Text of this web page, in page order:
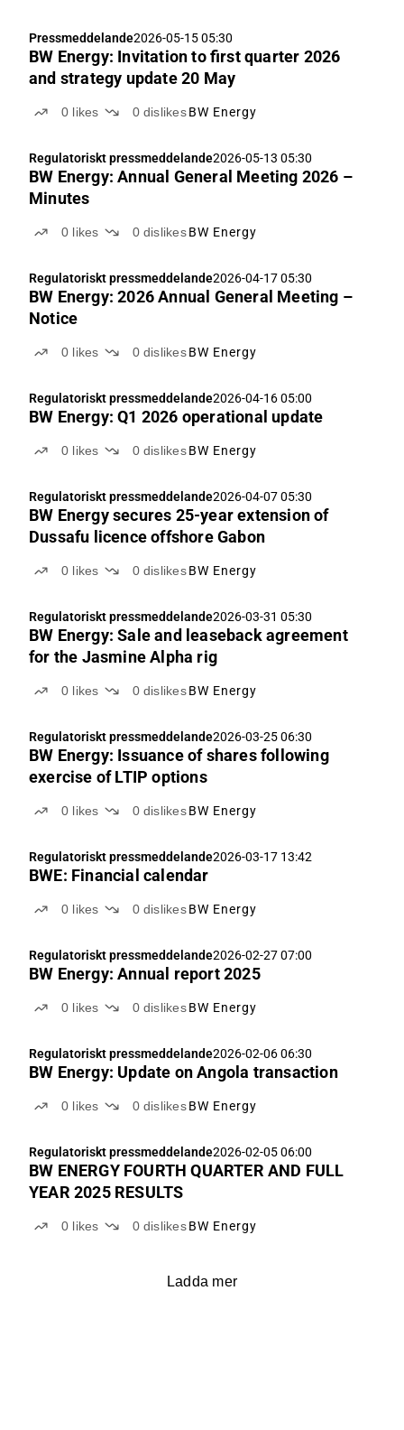
Pressmeddelande2026-05-15 05:30
BW Energy: Invitation to first quarter 2026
and strategy update 20 May
0 likes 0 dislikes BW Energy
Regulatoriskt pressmeddelande2026-05-13 05:30
BW Energy: Annual General Meeting 2026 –
Minutes
0 likes 0 dislikes BW Energy
Regulatoriskt pressmeddelande2026-04-17 05:30
BW Energy: 2026 Annual General Meeting –
Notice
0 likes 0 dislikes BW Energy
Regulatoriskt pressmeddelande2026-04-16 05:00
BW Energy: Q1 2026 operational update
0 likes 0 dislikes BW Energy
Regulatoriskt pressmeddelande2026-04-07 05:30
BW Energy secures 25‑year extension of
Dussafu licence offshore Gabon
0 likes 0 dislikes BW Energy
Regulatoriskt pressmeddelande2026-03-31 05:30
BW Energy: Sale and leaseback agreement
for the Jasmine Alpha rig
0 likes 0 dislikes BW Energy
Regulatoriskt pressmeddelande2026-03-25 06:30
BW Energy: Issuance of shares following
exercise of LTIP options
0 likes 0 dislikes BW Energy
Regulatoriskt pressmeddelande2026-03-17 13:42
BWE: Financial calendar
0 likes 0 dislikes BW Energy
Regulatoriskt pressmeddelande2026-02-27 07:00
BW Energy: Annual report 2025
0 likes 0 dislikes BW Energy
Regulatoriskt pressmeddelande2026-02-06 06:30
BW Energy: Update on Angola transaction
0 likes 0 dislikes BW Energy
Regulatoriskt pressmeddelande2026-02-05 06:00
BW ENERGY FOURTH QUARTER AND FULL
YEAR 2025 RESULTS
0 likes 0 dislikes BW Energy
Ladda mer